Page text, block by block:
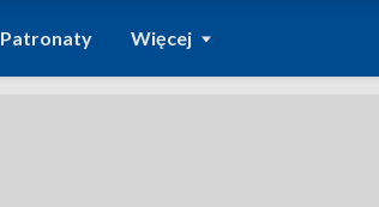
Patronaty Więcej